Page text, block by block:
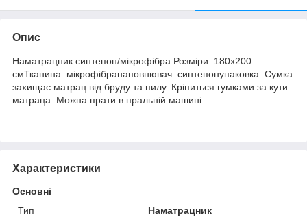
Опис
Наматрацник синтепон/мікрофібра Розміри: 180х200
смТканина: мікрофібранаповнювач: синтепонупаковка: Сумка
захищає матрац від бруду та пилу. Кріпиться гумками за кути
матраца. Можна прати в пральній машині.
Характеристики
Основні
Тип
Наматрацник